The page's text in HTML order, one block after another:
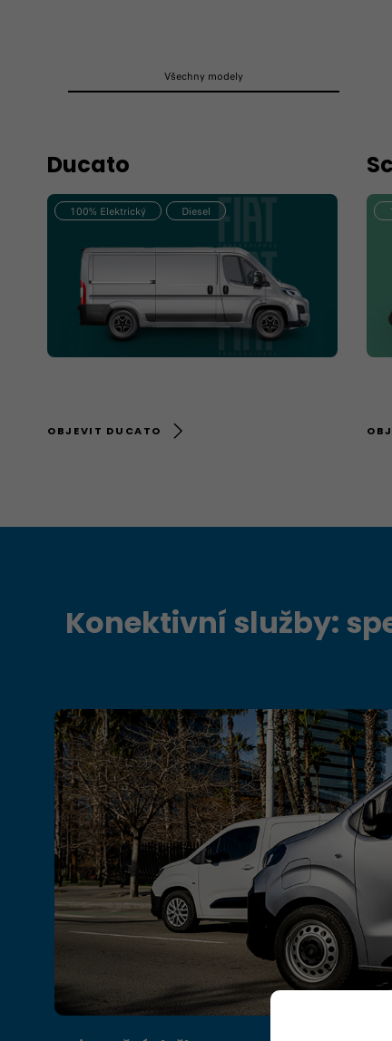
Všechny modely
Ducato
100% Elektrický Diesel
OBJEVIT DUCATO
Konektivní služby: